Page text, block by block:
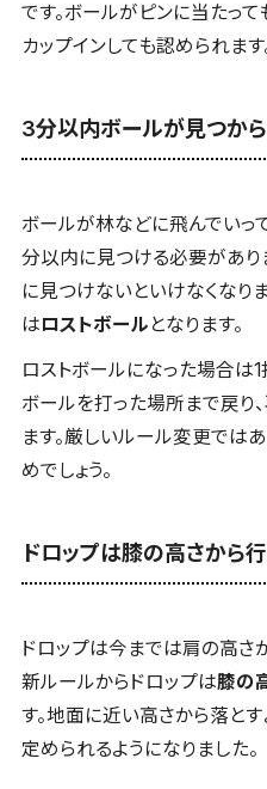
です。ボールがピンに当たっ
カップインしても認められます
3分以内ボールが見つか
ボールが林などに飛んでいっ
分以内に見つける必要があり
に見つけないといけなくなり
はロストボール となります。
ロストボールになった場合は
ボールを打った場所まで戻り
ます。厳しいルール変更では
めでしょう。
ドロップは膝の高さから
ドロップは今までは肩の高さ
新ルールからドロップは膝の
す。地面に近い高さから落と
定められるようになりました。